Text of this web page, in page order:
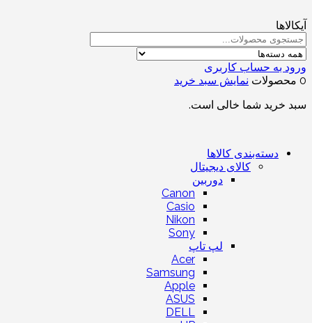
آیکالاها
ورود به حساب کاربری
0 محصولات
نمایش سبد خرید
سبد خرید شما خالی است.
دسته‌بندی کالاها
کالای دیجیتال
دوربین
Canon
Casio
Nikon
Sony
لپ تاپ
Acer
Samsung
Apple
ASUS
DELL